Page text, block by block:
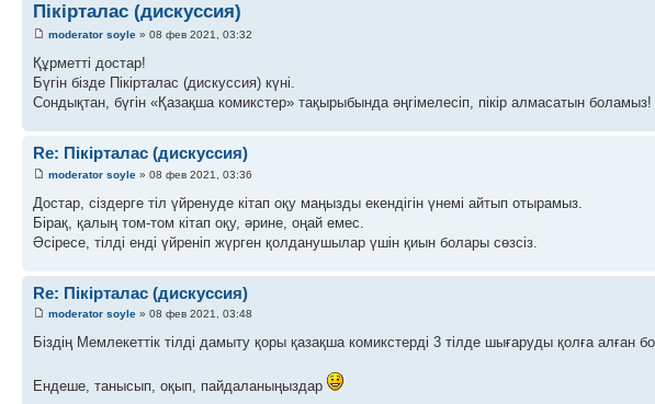
Пікірталас (дискуссия)
moderator soyle » 08 фев 2021, 03:32
Құрметті достар!
Бүгін бізде Пікірталас (дискуссия) күні.
Сондықтан, бүгін «Қазақша комикстер» тақырыбында әңгімелесіп, пікір алмасатын боламыз!
Re: Пікірталас (дискуссия)
moderator soyle » 08 фев 2021, 03:36
Достар, сіздерге тіл үйренуде кітап оқу маңызды екендігін үнемі айтып отырамыз.
Бірақ, қалың том-том кітап оқу, әрине, оңай емес.
Әсіресе, тілді енді үйреніп жүрген қолданушылар үшін қиын болары сөзсіз.
Re: Пікірталас (дискуссия)
moderator soyle » 08 фев 2021, 03:48
Біздің Мемлекеттік тілді дамыту қоры қазақша комикстерді 3 тілде шығаруды қолға алған
Ендеше, танысып, оқып, пайдаланыңыздар